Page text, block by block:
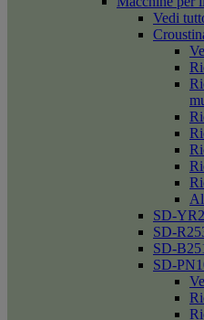
Vedi
SD-
SD-
SD-
SD-